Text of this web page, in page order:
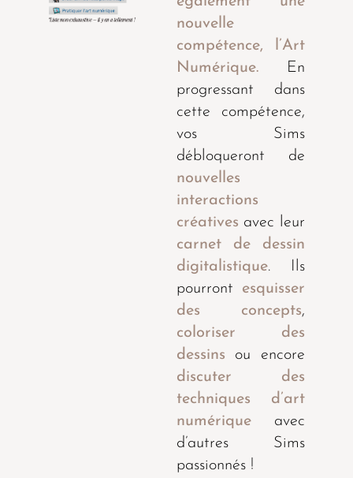
nouvelle
compétence, l’Art
Numérique. En
progressant dans
cette compétence,
vos Sims
débloqueront de
nouvelles
interactions
créatives avec leur
carnet de dessin
digitalistique. Ils
pourront esquisser
des concepts,
coloriser des
dessins ou encore
discuter des
techniques d’art
numérique avec
d’autres Sims
passionnés !